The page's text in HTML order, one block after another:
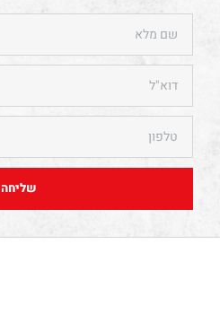
שליחה